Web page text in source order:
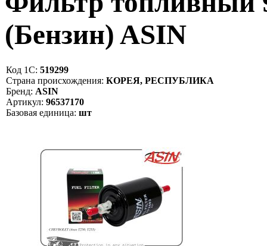
(Бензин) ASIN
Код 1С: 519299
Страна происхождения: КОРЕЯ, РЕСПУБЛИКА
Бренд: ASIN
Артикул: 96537170
Базовая единица: шт